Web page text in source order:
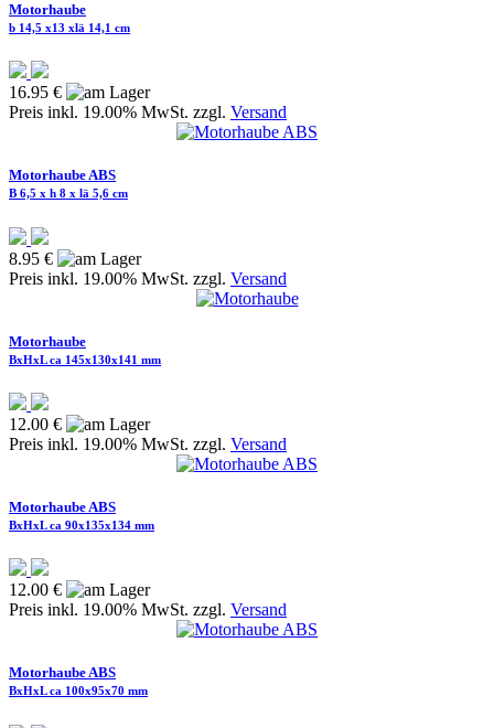
Motorhaube
b 14,5 x13 xlä 14,1 cm
16.95 €
Preis inkl. 19.00% MwSt. zzgl. Versand
Motorhaube ABS
B 6,5 x h 8 x lä 5,6 cm
8.95 €
Preis inkl. 19.00% MwSt. zzgl. Versand
Motorhaube
BxHxL ca 145x130x141 mm
12.00 €
Preis inkl. 19.00% MwSt. zzgl. Versand
Motorhaube ABS
BxHxL ca 90x135x134 mm
12.00 €
Preis inkl. 19.00% MwSt. zzgl. Versand
Motorhaube ABS
BxHxL ca 100x95x70 mm